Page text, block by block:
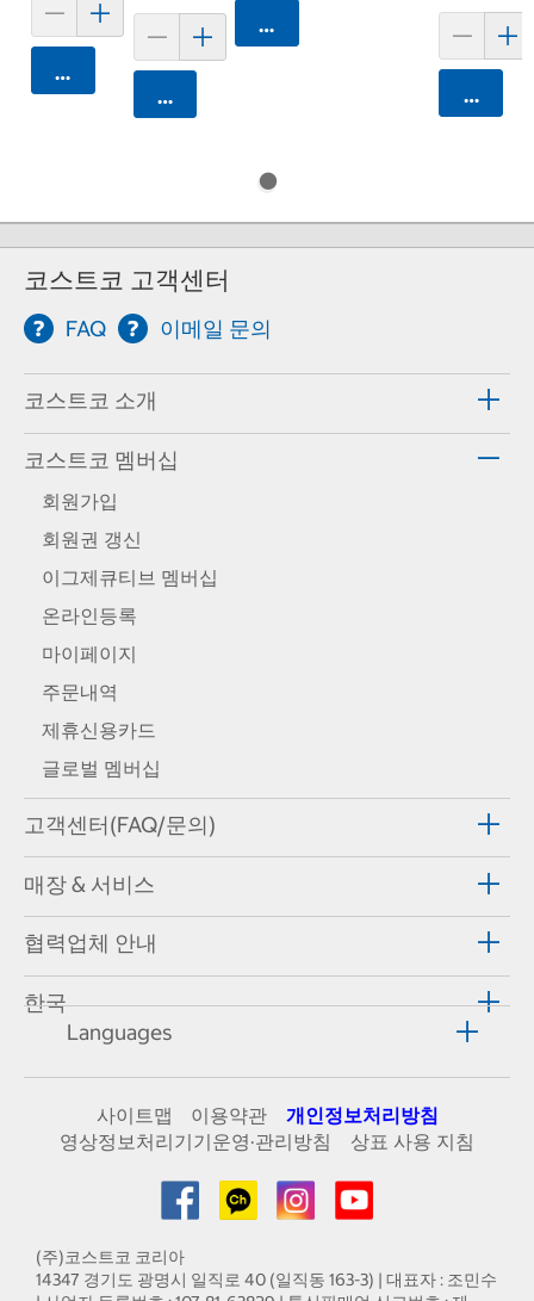
카트에 담기
카트에 담기
카트에 담기
카트에
코스트코 고객센터
FAQ 이메일 문의
코스트코 소개
코스트코 멤버십
회원가입
회원권 갱신
이그제큐티브 멤버십
온라인등록
마이페이지
주문내역
제휴신용카드
글로벌 멤버십
고객센터(FAQ/문의)
매장 & 서비스
협력업체 안내
한국
Languages
사이트맵 이용약관
개인정보처리방침
영상정보처리기기운영·관리방침
상표 사용 지침
(주)코스트코 코리아
14347 경기도 광명시 일직로 40 (일직동 163-3) | 대표자 : 조민수